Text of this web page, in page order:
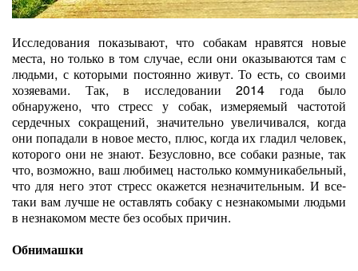
Исследования показывают, что собакам нравятся новые
места, но только в том случае, если они оказываются там с
людьми, с которыми постоянно живут. То есть, со своими
хозяевами. Так, в исследовании 2014 года было
обнаружено, что стресс у собак, измеряемый частотой
сердечных сокращений, значительно увеличивался, когда
они попадали в новое место, плюс, когда их гладил человек,
которого они не знают. Безусловно, все собаки разные, так
что, возможно, ваш любимец настолько коммуникабельный,
что для него этот стресс окажется незначительным. И все-
таки вам лучше не оставлять собаку с незнакомыми людьми
в незнакомом месте без особых причин.
Обнимашки